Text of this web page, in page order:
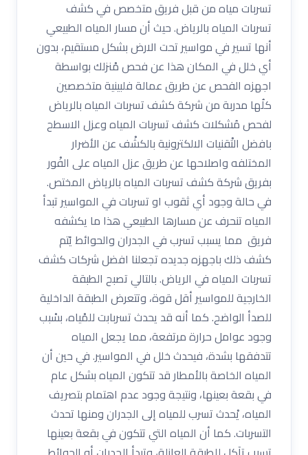
تسربات مياه من قبل فريق متخصص في كشف
تسربات المياه بالرياض. حيث أن مسار المياه الطبيعي
أنها تسير في مواسير تحت الارض بشكل مستقيم، بدون
أي خلل في المكان هذا عن فحص مْنزلك بواسطة
اجهزه الفحص عن طريق عمالة فلبينية متخصصين
كلُها مدربة من شركة كشف تسربات المياه بالرياض
لفحص مُشكلات كشف تسربات المياه وعزل الاسطح
بافضل التْقنيات الالكترونية بالكشْف عن الأضرار
المختلفه واصلاحها عن طريق عزل المياه على الفْور
بفريق شركة كشف تسربات المياه بالرياض المختص.
في حالة وجود أي ثقوب او تسربات في المواسير تبدأ
المياه تنحرف عن مسارها الطبيعي هذا ما يكشفه
فريق مما يسبب تسرب في الجدران والحوائط يًتم
كشف ذلك باجهزه جديده تجعلنا افضل شركات كشف
تسربات المياه في الرياض. بالتالي تصبح الطبقة
الخارجية للمواسير أقل قوة، وتتعرض الطبقة الداخلية
للصدأ الواضح. كما أنه قد يحدث تسربابت للمْياه، بسْبب
وجود عوامل حرارة مرتفعة، مما يجعل المياه
تتدفقها بشدة، فيحدث خلل في المواسير. في حين أن
المياه الخاصة بالأمطار قد تتكون المياه بشكل عام
في بقعة بعينها، ونتيجة وجود عدم اهتمام بتصريف
المياه، يْحدث تسرب للمياه إلى الجدران ومنها تحدث
التسربات. كما أن المياه التي تتكون في بقعة بعينها